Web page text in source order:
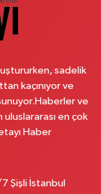
Sağlık Merkezi Yanı
AŞAĞISI
sadelik
kaçınıyor ve
ve
en çok
Haber
Şişli İstanbul